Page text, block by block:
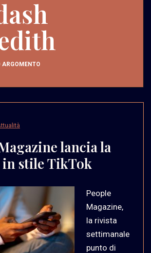
ARGOMENTO
lancia la
in stile TikTok
People
Magazine,
la rivista
settimanale
punto di